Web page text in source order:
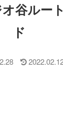
谷ル
ド